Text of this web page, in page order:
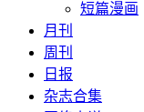
短篇漫画
月刊
周刊
日报
杂志合集